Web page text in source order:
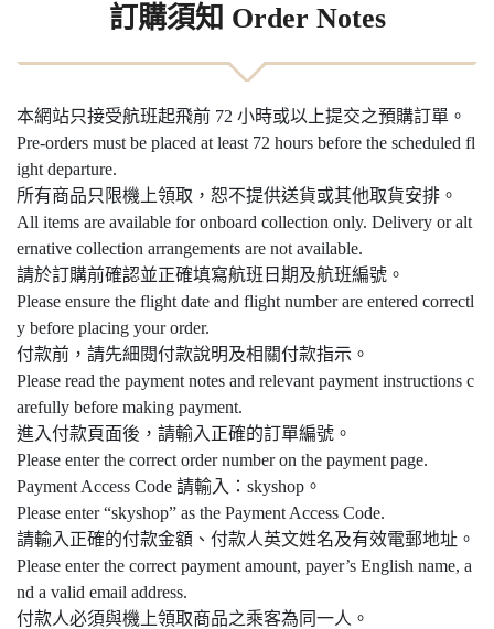
訂購須知 Order Notes
本網站只接受航班起飛前 72 小時或以上提交之預購訂單。
Pre-orders must be placed at least 72 hours before the scheduled fl
ight departure.
所有商品只限機上領取，恕不提供送貨或其他取貨安排。
All items are available for onboard collection only. Delivery or alt
ernative collection arrangements are not available.
請於訂購前確認並正確填寫航班日期及航班編號。
Please ensure the flight date and flight number are entered correctl
y before placing your order.
付款前，請先細閱付款說明及相關付款指示。
Please read the payment notes and relevant payment instructions c
arefully before making payment.
進入付款頁面後，請輸入正確的訂單編號。
Please enter the correct order number on the payment page.
Payment Access Code 請輸入：skyshop。
Please enter “skyshop” as the Payment Access Code.
請輸入正確的付款金額、付款人英文姓名及有效電郵地址。
Please enter the correct payment amount, payer’s English name, a
nd a valid email address.
付款人必須與機上領取商品之乘客為同一人。